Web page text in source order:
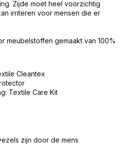
Zijde moet heel voorzichtig
irriteren voor mensen die er
meubelstoffen gemaakt van 100%
Cleantex
Textile Care Kit
zijn door de mens